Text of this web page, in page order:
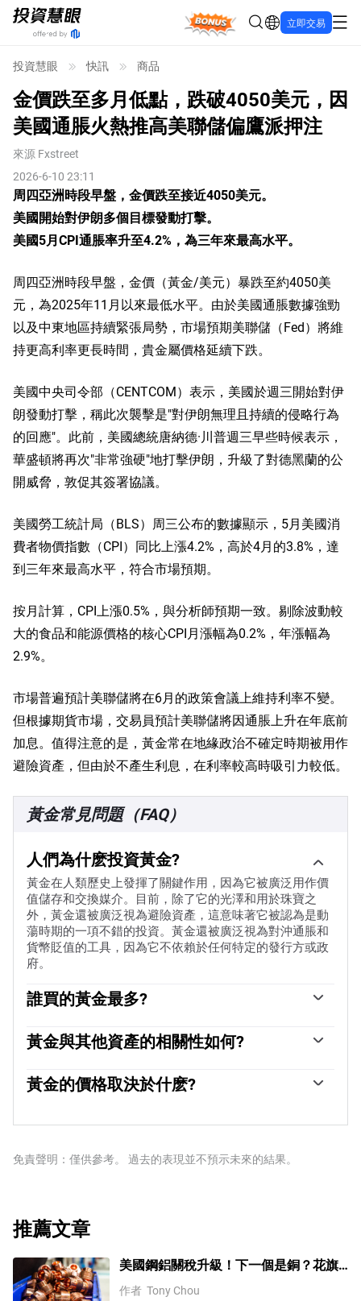
Bonus 立即交易
投資慧眼 快訊 商品
金價跌至多月低點，跌破4050美元，因
美國通脹火熱推高美聯儲偏鷹派押注
來源 Fxstreet
2026-6-10 23:11
周四亞洲時段早盤，金價跌至接近4050美元。
美國開始對伊朗多個目標發動打擊。
美國5月CPI通脹率升至4.2%，為三年來最高水平。
周四亞洲時段早盤，金價（黃金/美元）暴跌至約4050美
元，為2025年11月以來最低水平。由於美國通脹數據強勁
以及中東地區持續緊張局勢，市場預期美聯儲（Fed）將維
持更高利率更長時間，貴金屬價格延續下跌。
美國中央司令部（CENTCOM）表示，美國於週三開始對伊
朗發動打擊，稱此次襲擊是"對伊朗無理且持續的侵略行為
的回應"。此前，美國總統唐納德·川普週三早些時候表示，
華盛頓將再次"非常強硬"地打擊伊朗，升級了對德黑蘭的公
開威脅，敦促其簽署協議。
美國勞工統計局（BLS）周三公布的數據顯示，5月美國消
費者物價指數（CPI）同比上漲4.2%，高於4月的3.8%，達
到三年來最高水平，符合市場預期。
按月計算，CPI上漲0.5%，與分析師預期一致。剔除波動較
大的食品和能源價格的核心CPI月漲幅為0.2%，年漲幅為
2.9%。
市場普遍預計美聯儲將在6月的政策會議上維持利率不變。
但根據期貨市場，交易員預計美聯儲將因通脹上升在年底前
加息。值得注意的是，黃金常在地緣政治不確定時期被用作
避險資產，但由於不產生利息，在利率較高時吸引力較低。
黃金常見問題（FAQ）
人們為什麽投資黃金?
黃金在人類歷史上發揮了關鍵作用，因為它被廣泛用作價
值儲存和交換媒介。目前，除了它的光澤和用於珠寶之
外，黃金還被廣泛視為避險資產，這意味著它被認為是動
蕩時期的一項不錯的投資。黃金還被廣泛視為對沖通脹和
貨幣貶值的工具，因為它不依賴於任何特定的發行方或政
府。
誰買的黃金最多?
貨幣，各國央行傾向於使儲備多樣化，並購買黃金，以提
高人們對經濟和貨幣實力的看法。高黃金儲備可以成為一
各國央行在2022年增加了1136噸黃金儲備，價值約700億
黃金與其他資產的相關性如何?
產和避險資產。當美元貶值時，黃金往往會上漲，使投資
者和央行能夠在動蕩時期實現資產多元化。黃金與風險資
的市場的拋售往往有利於黃金。
黃金的價格取決於什麽?
或對深度衰退的擔憂可能會迅速推高黃金價格，因其避險
上漲，而較高的資金成本通常會拖累黃金。盡管如此，由
免責聲明：僅供參考。 過去的表現並不預示未來的結果。
推薦文章
美國鋼鋁關稅升級！下一個是銅？花旗
這樣說
作者 Tony Chou